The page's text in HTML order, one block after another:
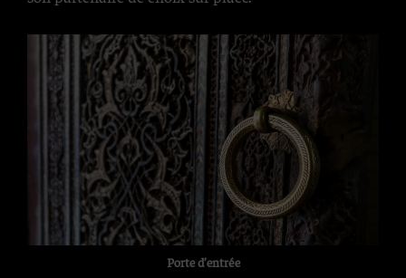
Porte d’entrée